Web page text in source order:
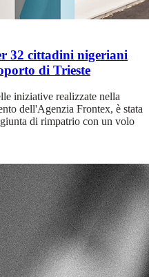
32 cittadini nigeriani
di Trieste
iniziative realizzate nella
dell'Agenzia Frontex, è stata
di rimpatrio con un volo